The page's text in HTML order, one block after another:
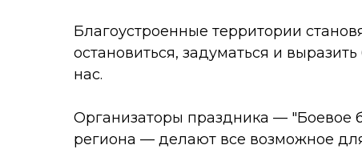
Благоустроенные территории
остановиться, задуматься и
нас.
Организаторы праздника — "Боевое
региона — делают все возможное